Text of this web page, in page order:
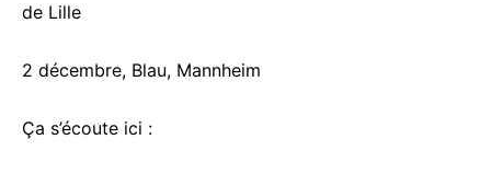
de Lille
2 décembre, Blau, Mannheim
Ça s’écoute ici :